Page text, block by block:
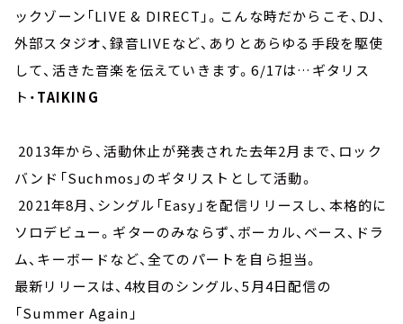
ックゾーン「LIVE & DIRECT」。こんな時だからこそ、DJ、
外部スタジオ、録音LIVEなど、ありとあらゆる手段を駆使
して、活きた音楽を伝えていきます。6/17は…ギタリス
ト・TAIKING
2013年から、活動休止が発表された去年2月まで、ロック
バンド「Suchmos」のギタリストとして活動。
2021年8月、シングル「Easy」を配信リリースし、本格的に
ソロデビュー。ギターのみならず、ボーカル、ベース、ドラ
ム、キーボードなど、全てのパートを自ら担当。
最新リリースは、4枚目のシングル、5月4日配信の
「Summer Again」